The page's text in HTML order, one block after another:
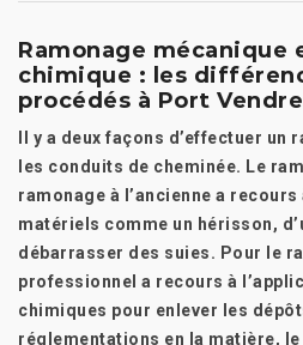
Ramonage mécanique
chimique : les
procédés à Port
Il y a deux façons d’effectuer un
les conduits de cheminée. Le
ramonage à l’ancienne a
matériels comme un hérisson,
débarrasser des suies. Pour le
professionnel a recours à
chimiques pour enlever les
réglementations en la matière, le